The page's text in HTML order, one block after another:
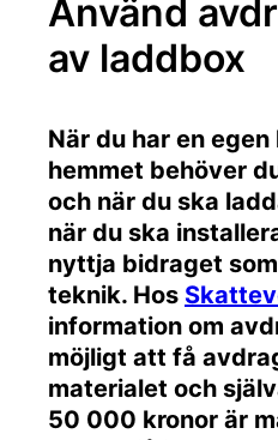
Använd
av laddbox
När du har en
hemmet behöver
och när du ska
när du ska
nyttja bidraget
teknik. Hos
information om
möjligt att få
materialet och
50 000 kronor är